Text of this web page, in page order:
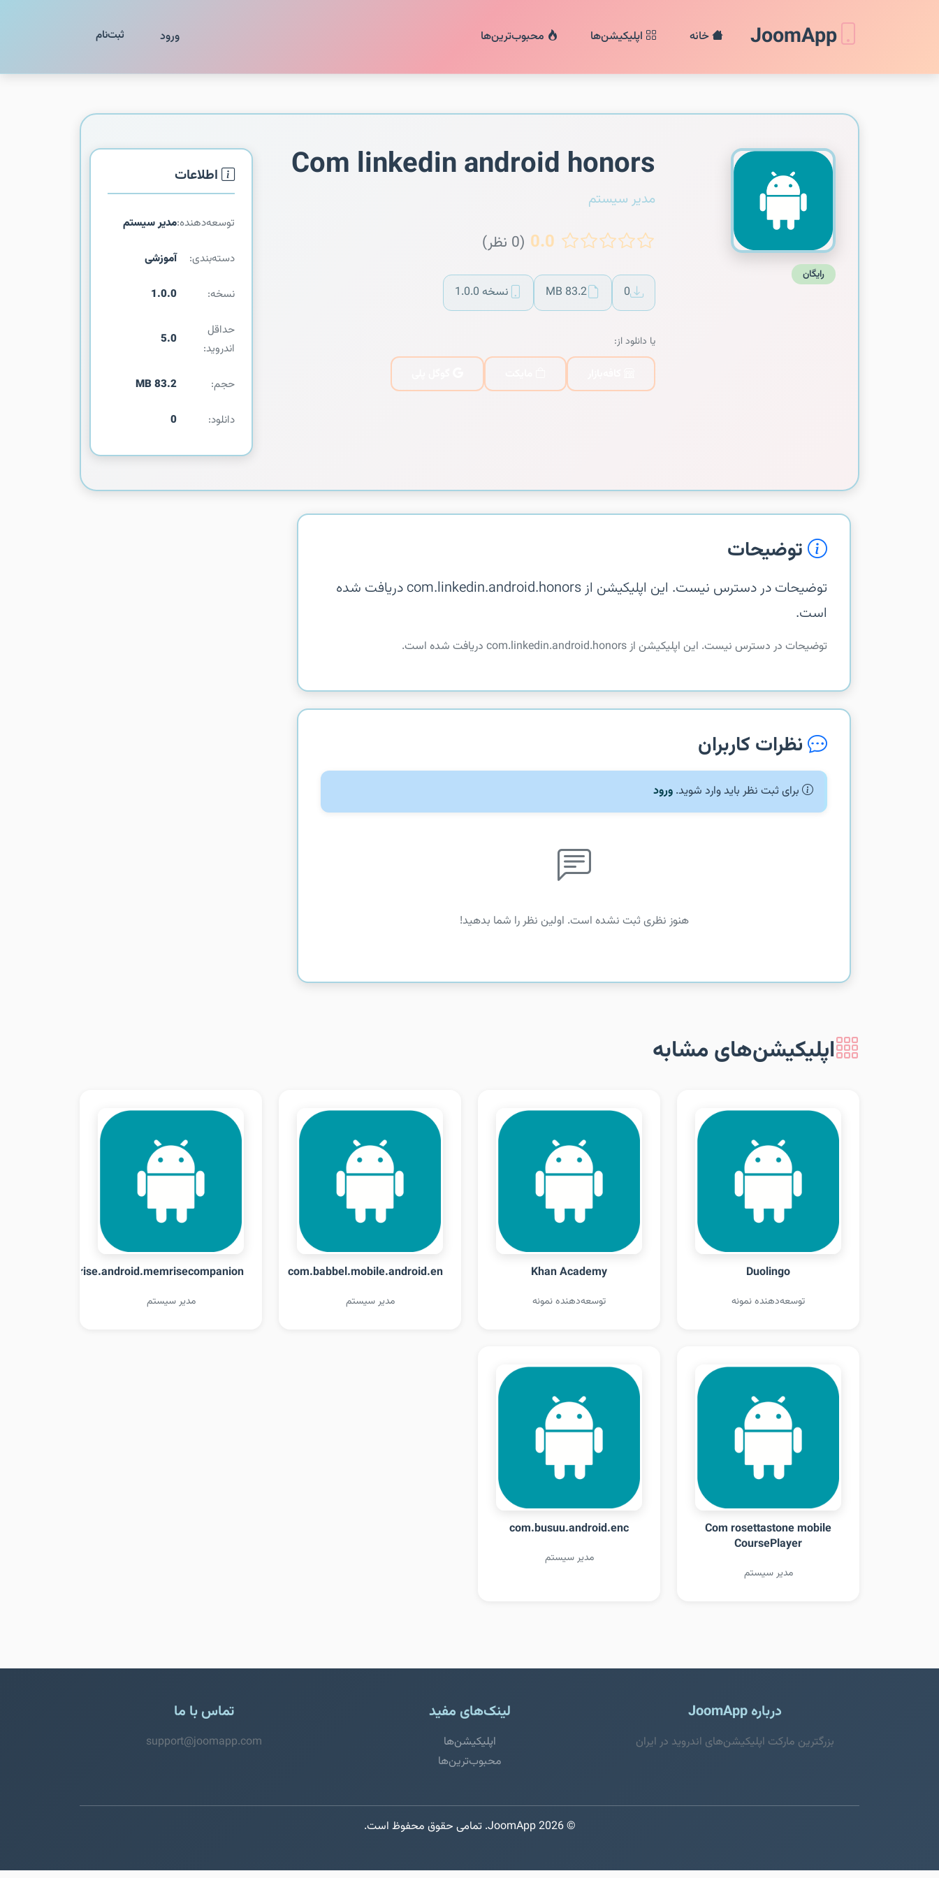
JoomApp خانه اپلیکیشن‌ها محبوب‌ترین‌ها ورود ثبت‌نام
رایگان
Com linkedin android honors
مدیر سیستم
0.0 (0 نظر)
0
83.2 MB نسخه 1.0.0
یا دانلود از:
اطلاعات
توسعه‌دهنده:مدیر سیستم
دسته‌بندی: آموزشی
نسخه: 1.0.0
حداقل
اندروید:
5.0
حجم: 83.2 MB
دانلود: 0
توضیحات
توضیحات در دسترس نیست. این اپلیکیشن از com.linkedin.android.honors دریافت شده
است.
توضیحات در دسترس نیست. این اپلیکیشن از com.linkedin.android.honors دریافت شده است.
نظرات کاربران
برای ثبت نظر باید وارد شوید. ورود
هنوز نظری ثبت نشده است. اولین نظر را شما بدهید!
اپلیکیشن‌های مشابه
Duolingo
توسعه‌دهنده نمونه
Khan Academy
توسعه‌دهنده نمونه
com.babbel.mobile.android.en
مدیر سیستم
com.memrise.android.memrisecompanion
مدیر سیستم
Com rosettastone mobile
CoursePlayer
مدیر سیستم
com.busuu.android.enc
مدیر سیستم
درباره JoomApp
بزرگترین مارکت اپلیکیشن‌های اندروید در ایران
لینک‌های مفید
اپلیکیشن‌ها
محبوب‌ترین‌ها
تماس با ما
support@joomapp.com
© 2026 JoomApp. تمامی حقوق محفوظ است.